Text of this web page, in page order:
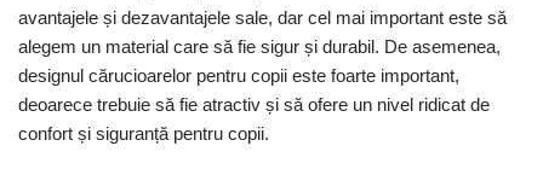
avantajele și dezavantajele sale, dar cel mai important este să
alegem un material care să fie sigur și durabil. De asemenea,
designul cărucioarelor pentru copii este foarte important,
deoarece trebuie să fie atractiv și să ofere un nivel ridicat de
confort și siguranță pentru copii.